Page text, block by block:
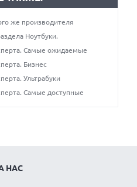
же производителя
Ноутбуки.
Самые ожидаемые
Бизнес
Ультрабуки
Самые доступные
НАС